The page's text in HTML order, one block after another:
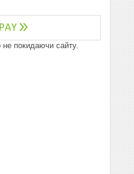
не покидаючи сайту.